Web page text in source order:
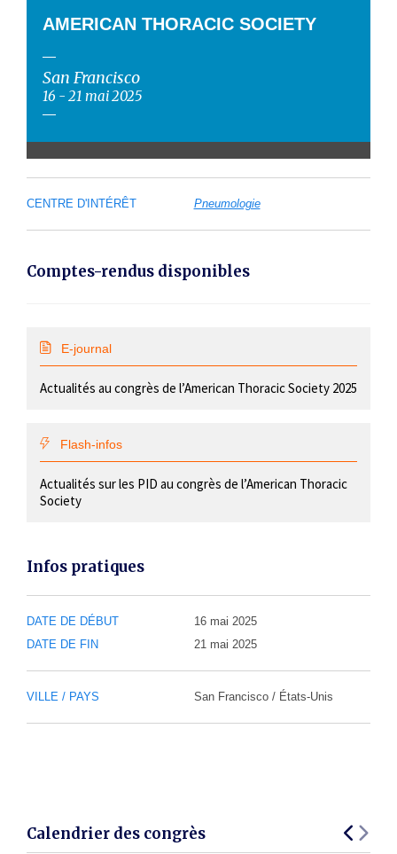
AMERICAN THORACIC SOCIETY
San Francisco
16 - 21 mai 2025
CENTRE D'INTÉRÊT Pneumologie
Comptes-rendus disponibles
E-journal
Actualités au congrès de l’American Thoracic Society 2025
Flash-infos
Actualités sur les PID au congrès de l’American Thoracic
Society
Infos pratiques
DATE DE DÉBUT
16 mai 2025
DATE DE FIN
21 mai 2025
VILLE / PAYS San Francisco / États-Unis
Calendrier des congrès